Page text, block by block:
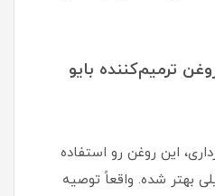
ترمیم‌کننده بایو
این روغن رو استفاده
بهتر شده. واقعاً توصیه